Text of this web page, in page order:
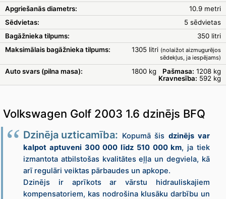
Apgriešanās diametrs:
10.9 metri
Sēdvietas:
5 sēdvietas
Bagāžnieka tilpums:
350 litri
Maksimālais bagāžnieka tilpums:
1305 litri (nolaižot aizmugurējos
sēdekļus, ja iespējams)
Auto svars (pilna masa): 1800 kg Pašmasa: 1208 kg
Kravnesība: 592 kg
Volkswagen Golf 2003 1.6 dzinējs BFQ
Dzinēja uzticamība: Kopumā šisdzinējs var
kalpot aptuveni 300 000 līdz 510 000 km, ja tiek
izmantota atbilstošas kvalitātes eļļa un degviela, kā
arī regulāri veiktas pārbaudes un apkope.
Dzinējs ir aprīkots ar vārstu hidrauliskajiem
kompensatoriem, kas nodrošina klusāku darbību un